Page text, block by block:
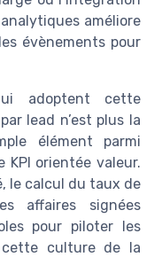
améliore
évènements pour
adoptent cette
lead n’est plus la
élément parmi
KPI orientée valeur.
le calcul du taux de
affaires signées
pour piloter les
cette culture de la